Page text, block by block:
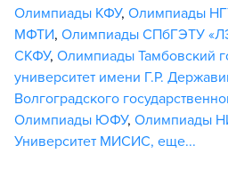
Олимпиады КФУ, Олимпиады
МФТИ, Олимпиады СПбГЭТУ
СКФУ, Олимпиады Тамбовский
университет имени Г.Р.
Волгоградского
Олимпиады ЮФУ, Олимпиады
Университет МИСИС, еще...